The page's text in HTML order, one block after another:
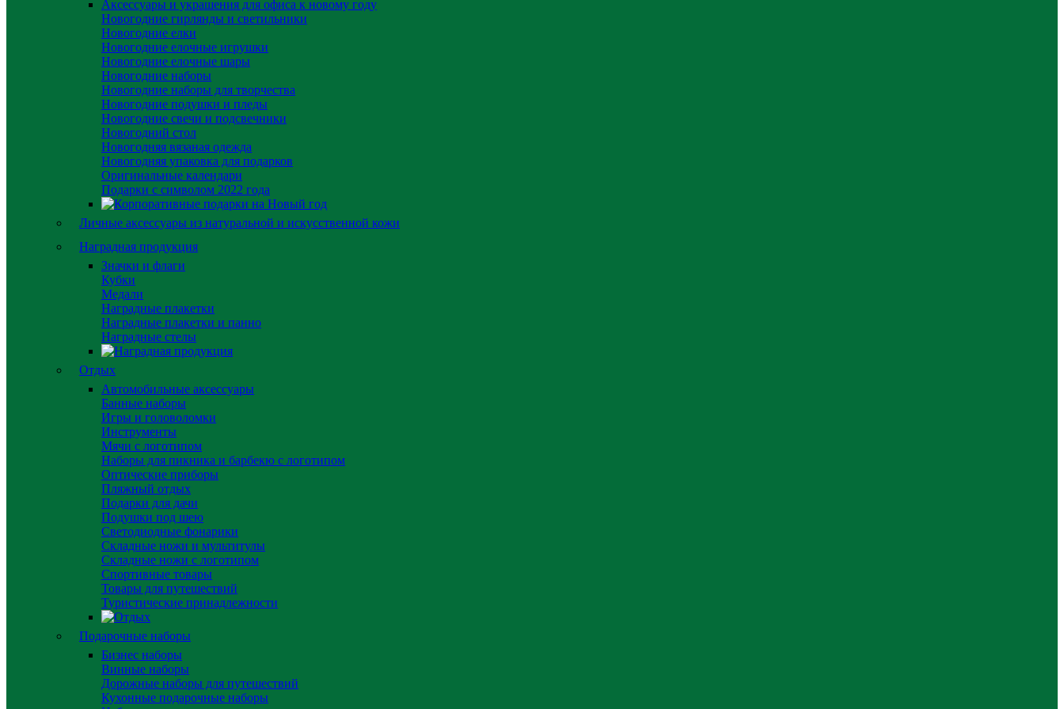
Аксессуары и украшения для офиса к новому году
Новогодние гирлянды и светильники
Новогодние елки
Новогодние елочные игрушки
Новогодние елочные шары
Новогодние наборы
Новогодние наборы для творчества
Новогодние подушки и пледы
Новогодние свечи и подсвечники
Новогодний стол
Новогодняя вязаная одежда
Новогодняя упаковка для подарков
Оригинальные календари
Подарки с символом 2022 года
Личные аксессуары из натуральной и искусственной кожи
Наградная продукция
Значки и флаги
Кубки
Медали
Наградные плакетки
Наградные плакетки и панно
Наградные стелы
Отдых
Автомобильные аксессуары
Банные наборы
Игры и головоломки
Инструменты
Мячи с логотипом
Наборы для пикника и барбекю с логотипом
Оптические приборы
Пляжный отдых
Подарки для дачи
Подушки под шею
Светодиодные фонарики
Складные ножи и мультитулы
Складные ножи с логотипом
Спортивные товары
Товары для путешествий
Туристические принадлежности
Подарочные наборы
Бизнес наборы
Винные наборы
Дорожные наборы для путешествий
Кухонные подарочные наборы